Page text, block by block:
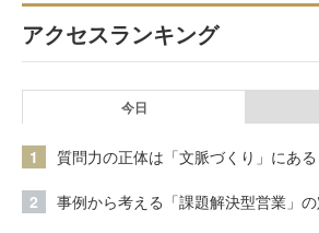
アクセスランキング
今日
1 質問力の正体は「文脈づくり」にある
2 事例から考える「課題解決型営業」